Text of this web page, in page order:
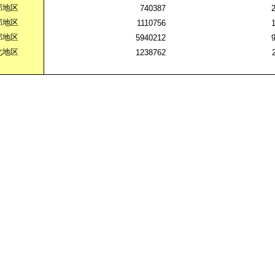
地区
740387
地区
1110756
地区
5940212
地区
1238762